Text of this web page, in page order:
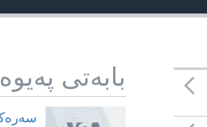
بابه‌تی